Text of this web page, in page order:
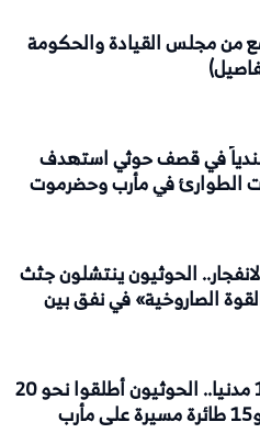
من مجلس القيادة والحكومة
45 جندياً في قصف حوثي استهدف
الطوارئ في مأرب وحضرموت
الحوثيون ينتشلون جثث
الصاروخية» في نفق بين
مقتل وإصابة 16 مدنيا.. الحوثيون أطلقوا نحو 20